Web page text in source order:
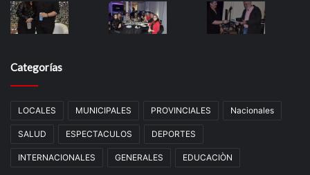
Categorías
LOCALES MUNICIPALES PROVINCIALES Nacionales
SALUD ESPECTACULOS DEPORTES
INTERNACIONALES GENERALES EDUCACIÒN